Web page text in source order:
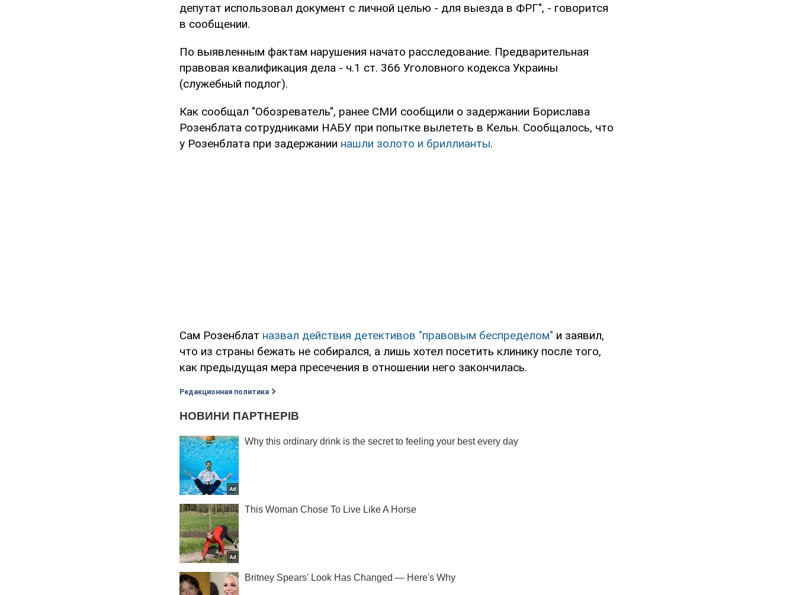
депутат использовал документ с личной целью - для выезда в ФРГ", - говорится
в сообщении.
По выявленным фактам нарушения начато расследование. Предварительная
правовая квалификация дела - ч.1 ст. 366 Уголовного кодекса Украины
(служебный подлог).
Как сообщал "Обозреватель", ранее СМИ сообщили о задержании Борислава
Розенблата сотрудниками НАБУ при попытке вылететь в Кельн. Сообщалось, что
у Розенблата при задержании нашли золото и бриллианты.
Сам Розенблат назвал действия детективов "правовым беспределом" и заявил,
что из страны бежать не собирался, а лишь хотел посетить клинику после того,
как предыдущая мера пресечения в отношении него закончилась.
Редакционная политика